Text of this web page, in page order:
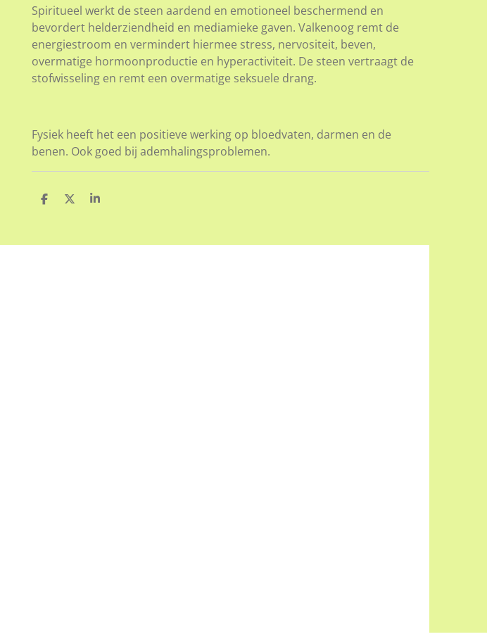
Spiritueel werkt de steen aardend en emotioneel beschermend en
bevordert helderziendheid en mediamieke gaven. Valkenoog remt de
energiestroom en vermindert hiermee stress, nervositeit, beven,
overmatige hormoonproductie en hyperactiviteit. De steen vertraagt de
stofwisseling en remt een overmatige seksuele drang.
Fysiek heeft het een positieve werking op bloedvaten, darmen en de
benen. Ook goed bij ademhalingsproblemen.
D
n
D
S
e